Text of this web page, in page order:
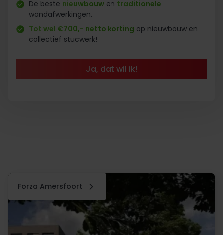
De beste nieuwbouw en traditionele
wandafwerkingen.
Tot wel €700,- netto korting op nieuwbouw en
collectief stucwerk!
Ja, dat wil ik!
Forza Amersfoort